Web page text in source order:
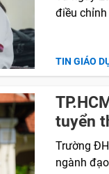
điều
TIN GIÁO
tuyển
Trường
ngành